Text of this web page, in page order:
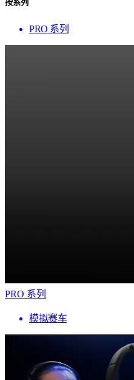
按系列
PRO 系列
PRO 系列
模拟赛车